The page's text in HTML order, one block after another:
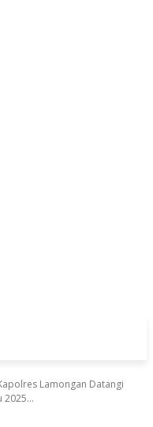
Lamongan Datangi
2025...